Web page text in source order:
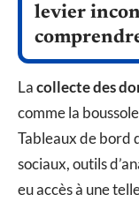
levier
Lacollecte des
comme la
Tableaux de bord
sociaux, outils
eu accès à une